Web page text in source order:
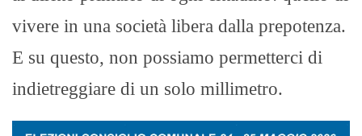
vivere in una società libera dalla prepotenza.
E su questo, non possiamo permetterci di
indietreggiare di un solo millimetro.